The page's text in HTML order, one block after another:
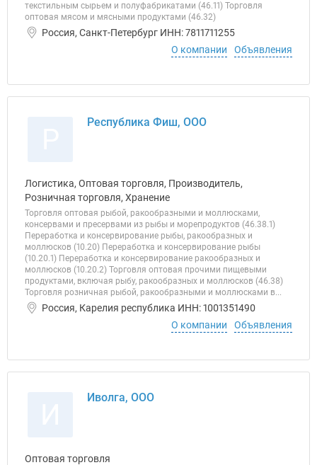
текстильным сырьем и полуфабрикатами (46.11) Торговля
оптовая мясом и мясными продуктами (46.32)
Россия, Санкт-Петербург ИНН: 7811711255
О компании
Объявления
Республика Фиш, ООО
Логистика, Оптовая торговля, Производитель,
Розничная торговля, Хранение
Торговля оптовая рыбой, ракообразными и моллюсками,
консервами и пресервами из рыбы и морепродуктов (46.38.1)
Переработка и консервирование рыбы, ракообразных и
моллюсков (10.20) Переработка и консервирование рыбы
(10.20.1) Переработка и консервирование ракообразных и
моллюсков (10.20.2) Торговля оптовая прочими пищевыми
продуктами, включая рыбу, ракообразных и моллюсков (46.38)
Торговля розничная рыбой, ракообразными и моллюсками в...
Россия, Карелия республика ИНН: 1001351490
О компании
Объявления
Иволга, ООО
Оптовая торговля